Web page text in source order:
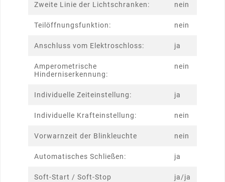
Zweite Linie der Lichtschranken: nein
Teilöffnungsfunktion: nein
Anschluss vom Elektroschloss: ja
Amperometrische
Hinderniserkennung:
nein
Individuelle Zeiteinstellung: ja
Individuelle Krafteinstellung: nein
Vorwarnzeit der Blinkleuchte nein
Automatisches Schließen: ja
Soft-Start / Soft-Stop ja/ja